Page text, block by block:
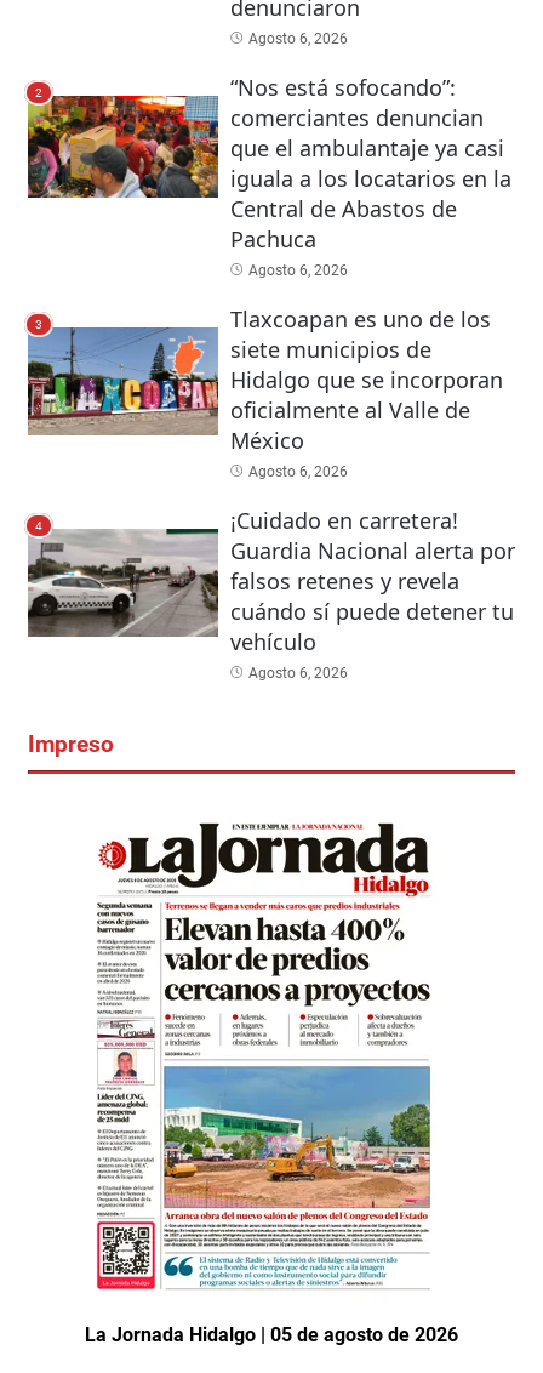
denunciaron
Agosto 6, 2026
2
“Nos está sofocando”:
comerciantes denuncian
que el ambulantaje ya casi
iguala a los locatarios en la
Central de Abastos de
Pachuca
Agosto 6, 2026
3
Tlaxcoapan es uno de los
siete municipios de
Hidalgo que se incorporan
oficialmente al Valle de
México
Agosto 6, 2026
4
¡Cuidado en carretera!
Guardia Nacional alerta por
falsos retenes y revela
cuándo sí puede detener tu
vehículo
Agosto 6, 2026
Impreso
La Jornada Hidalgo | 05 de agosto de 2026